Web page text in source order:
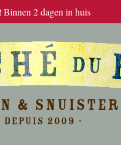
Binnen 2 dagen in huis